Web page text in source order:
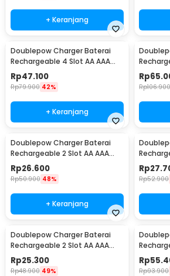
+ Keranjang
Doublepow Charger Baterai
Rechargeable 4 Slot AA AAA
with AA 4 PCS - DP-B02
Rp47.100
Rp79.900 42%
+ Keranjang
with
Rp
Rp106.900
Doublepow Charger Baterai
Rechargeable 2 Slot AA AAA
with AAA 2 PCS - DP-B01
Rp26.600
Rp50.900 48%
+ Keranjang
with AA
Rp
Rp52.900
Doublepow Charger Baterai
Rechargeable 2 Slot AA AAA
with AA 2 PCS - DP-B01 800
Rp25.300
Rp48.900 49%
with
Rp
Rp93.900